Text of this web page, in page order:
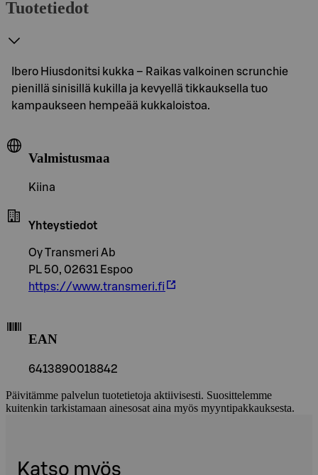
Tuotetiedot
Ibero Hiusdonitsi kukka – Raikas valkoinen scrunchie
pienillä sinisillä kukilla ja kevyellä tikkauksella tuo
kampaukseen hempeää kukkaloistoa.
Valmistusmaa
Kiina
Yhteystiedot
Oy Transmeri Ab
PL 50, 02631 Espoo
https://www.transmeri.fi
EAN
6413890018842
Päivitämme palvelun tuotetietoja aktiivisesti. Suosittelemme
kuitenkin tarkistamaan ainesosat aina myös myyntipakkauksesta.
Katso myös